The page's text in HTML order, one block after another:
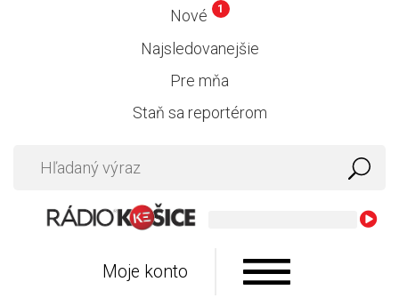
Nové 1
Najsledovanejšie
Pre mňa
Staň sa reportérom
Moje konto